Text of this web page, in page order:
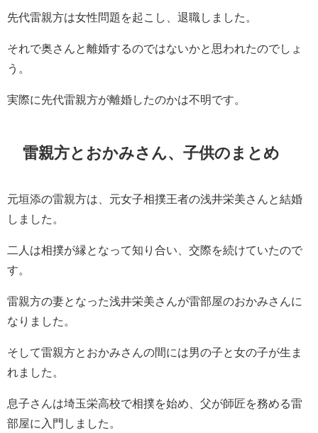
先代雷親方は女性問題を起こし、退職しました。
それで奥さんと離婚するのではないかと思われたのでしょ
う。
実際に先代雷親方が離婚したのかは不明です。
雷親方とおかみさん、子供のまとめ
元垣添の雷親方は、元女子相撲王者の浅井栄美さんと結婚
しました。
二人は相撲が縁となって知り合い、交際を続けていたので
す。
雷親方の妻となった浅井栄美さんが雷部屋のおかみさんに
なりました。
そして雷親方とおかみさんの間には男の子と女の子が生ま
れました。
息子さんは埼玉栄高校で相撲を始め、父が師匠を務める雷
部屋に入門しました。